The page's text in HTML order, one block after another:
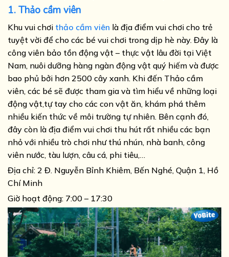
1. Thảo cầm viên
Khu vui chơi thảo cầm viên là địa điểm vui chơi cho trẻ
tuyệt vời để cho các bé vui chơi trong dịp hè này. Đây là
công viên bảo tồn động vật – thực vật lâu đời tại Việt
Nam, nuôi dưỡng hàng ngàn động vật quý hiếm và được
bao phủ bởi hơn 2500 cây xanh. Khi đến Thảo cầm
viên, các bé sẽ được tham gia và tìm hiểu về những loại
động vật,tự tay cho các con vật ăn, khám phá thêm
nhiều kiến thức về môi trường tự nhiên. Bên cạnh đó,
đây còn là địa điểm vui chơi thu hút rất nhiều các bạn
nhỏ với nhiều trò chơi như thú nhún, nhà banh, công
viên nước, tàu lượn, câu cá, phi tiêu,…
Địa chỉ: 2 Đ. Nguyễn Bỉnh Khiêm, Bến Nghé, Quận 1, Hồ
Chí Minh
Giờ hoạt động: 7:00 – 17:30